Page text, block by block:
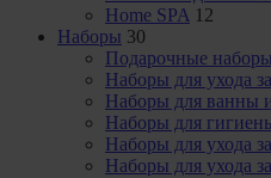
Home SPA 12
Наборы 30
Подарочные наборы
Наборы для ухода
Наборы для ванны
Наборы для
Наборы для ухода
Наборы для ухода